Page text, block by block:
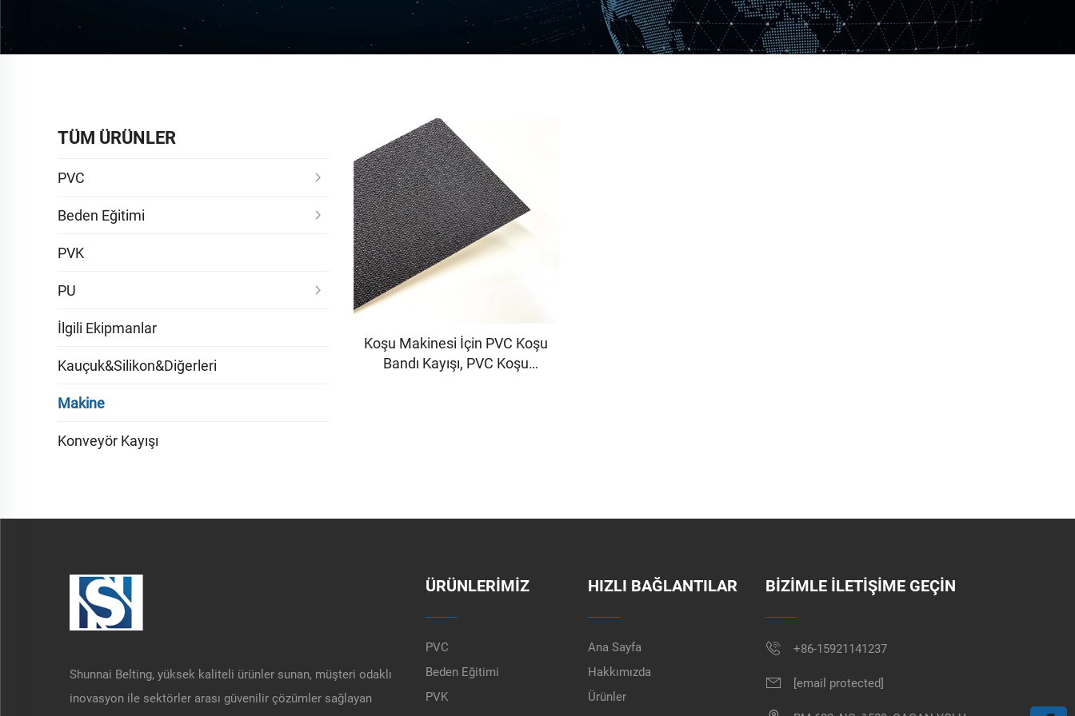
TÜM ÜRÜNLER
PVC
Beden Eğitimi
PVK
PU
İlgili Ekipmanlar
Kauçuk&Silikon&Diğerleri
Makine
Konveyör Kayışı
Koşu Makinesi İçin PVC Koşu
Bandı Kayışı, PVC Koşu
Shunnai Belting, yüksek kaliteli ürünler sunan, müşteri odaklı
inovasyon ile sektörler arası güvenilir çözümler sağlayan
ÜRÜNLERIMIZ
PVC
Beden Eğitimi
PVK
HIZLI BAĞLANTILAR
Ana Sayfa
Hakkımızda
Ürünler
BİZİMLE İLETİŞİME GEÇİN
+86-15921141237
[email protected]